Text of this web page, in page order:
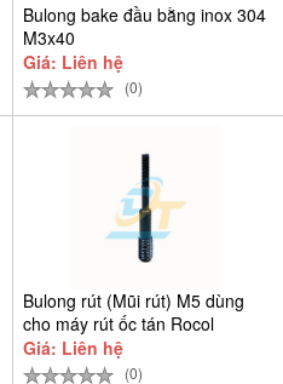
Bulong bake đầu bằng inox 304
M3x40
Giá: Liên hệ
(0)
Bulong rút (Mũi rút) M5 dùng
cho máy rút ốc tán Rocol
Giá: Liên hệ
(0)